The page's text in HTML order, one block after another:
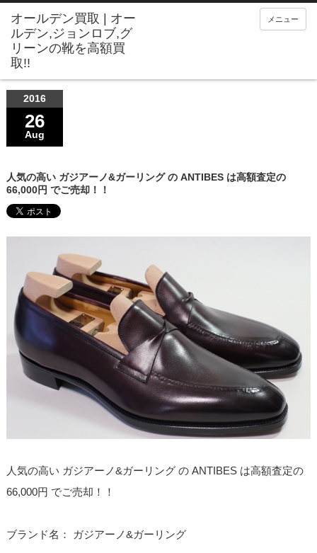
メニュー
2016
26
Aug
人気の高い ガジアーノ&ガーリング の ANTIBES は高額査定の
66,000円 でご売却！！
人気の高い ガジアーノ&ガーリング の ANTIBES は高額査定の
66,000円 でご売却！！
ブランド名： ガジアーノ&ガーリング